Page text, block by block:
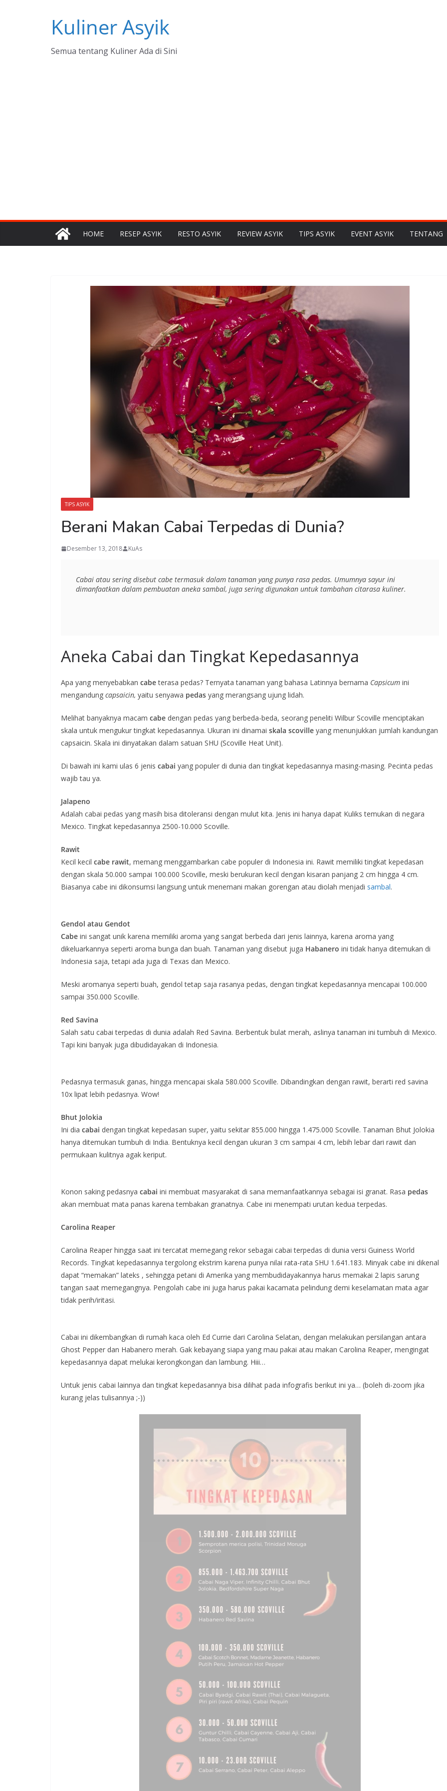
Kuliner Asyik
Semua tentang Kuliner Ada di Sini
HOME RESEP ASYIK RESTO ASYIK REVIEW ASYIK TIPS ASYIK EVENT ASYIK TENTANG
TIPS ASYIK
Berani Makan Cabai Terpedas di Dunia?
Desember 13, 2018 KuAs
Cabai atau sering disebut cabe termasuk dalam tanaman yang punya rasa pedas. Umumnya sayur ini
dimanfaatkan dalam pembuatan aneka sambal, juga sering digunakan untuk tambahan citarasa kuliner.
Aneka Cabai dan Tingkat Kepedasannya
Apa yang menyebabkan cabeterasa pedas? Ternyata tanaman yang bahasa Latinnya bernama Capsicum ini
mengandung capsaicin, yaitu senyawa pedas yang merangsang ujung lidah.
Melihat banyaknya macam cabe dengan pedas yang berbeda-beda, seorang peneliti Wilbur Scoville menciptakan
skala untuk mengukur tingkat kepedasannya. Ukuran ini dinamai skala scoville yang menunjukkan jumlah kandungan
capsaicin. Skala ini dinyatakan dalam satuan SHU (Scoville Heat Unit).
Di bawah ini kami ulas 6 jenis cabai yang populer di dunia dan tingkat kepedasannya masing-masing. Pecinta pedas
wajib tau ya.
Jalapeno
Adalah cabai pedas yang masih bisa ditoleransi dengan mulut kita. Jenis ini hanya dapat Kuliks temukan di negara
Mexico. Tingkat kepedasannya 2500-10.000 Scoville.
Rawit
Kecil kecil cabe rawit, memang menggambarkan cabe populer di Indonesia ini. Rawit memiliki tingkat kepedasan
dengan skala 50.000 sampai 100.000 Scoville, meski berukuran kecil dengan kisaran panjang 2 cm hingga 4 cm.
Biasanya cabe ini dikonsumsi langsung untuk menemani makan gorengan atau diolah menjadi sambal.
Gendol atau Gendot
Cabe ini sangat unik karena memiliki aroma yang sangat berbeda dari jenis lainnya, karena aroma yang
dikeluarkannya seperti aroma bunga dan buah. Tanaman yang disebut juga Habanero ini tidak hanya ditemukan di
Indonesia saja, tetapi ada juga di Texas dan Mexico.
Meski aromanya seperti buah, gendol tetap saja rasanya pedas, dengan tingkat kepedasannya mencapai 100.000
sampai 350.000 Scoville.
Red Savina
Salah satu cabai terpedas di dunia adalah Red Savina. Berbentuk bulat merah, aslinya tanaman ini tumbuh di Mexico.
Tapi kini banyak juga dibudidayakan di Indonesia.
Pedasnya termasuk ganas, hingga mencapai skala 580.000 Scoville. Dibandingkan dengan rawit, berarti red savina
10x lipat lebih pedasnya. Wow!
Bhut Jolokia
Ini dia cabai dengan tingkat kepedasan super, yaitu sekitar 855.000 hingga 1.475.000 Scoville. Tanaman Bhut Jolokia
hanya ditemukan tumbuh di India. Bentuknya kecil dengan ukuran 3 cm sampai 4 cm, lebih lebar dari rawit dan
permukaan kulitnya agak keriput.
Konon saking pedasnya cabai ini membuat masyarakat di sana memanfaatkannya sebagai isi granat. Rasa pedas
akan membuat mata panas karena tembakan granatnya. Cabe ini menempati urutan kedua terpedas.
Carolina Reaper
Carolina Reaper hingga saat ini tercatat memegang rekor sebagai cabai terpedas di dunia versi Guiness World
Records. Tingkat kepedasannya tergolong ekstrim karena punya nilai rata-rata SHU 1.641.183. Minyak cabe ini dikenal
dapat “memakan” lateks , sehingga petani di Amerika yang membudidayakannya harus memakai 2 lapis sarung
tangan saat memegangnya. Pengolah cabe ini juga harus pakai kacamata pelindung demi keselamatan mata agar
tidak perih/iritasi.
Cabai ini dikembangkan di rumah kaca oleh Ed Currie dari Carolina Selatan, dengan melakukan persilangan antara
Ghost Pepper dan Habanero merah. Gak kebayang siapa yang mau pakai atau makan Carolina Reaper, mengingat
kepedasannya dapat melukai kerongkongan dan lambung. Hiii…
Untuk jenis cabai lainnya dan tingkat kepedasannya bisa dilihat pada infografis berikut ini ya… (boleh di-zoom jika
kurang jelas tulisannya ;-))